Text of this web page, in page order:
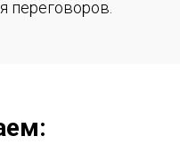
переговоров.